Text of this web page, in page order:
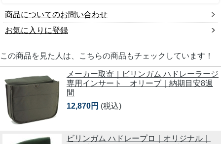
商品についてのお問い合わせ
お気に入りに登録
この商品を見た人は、こちらの商品もチェックしています！
メーカー取寄｜ビリンガム ハドレーラージ
専用インサート オリーブ｜納期目安8週
間
12,870円 (税込)
ビリンガム ハドレープロ｜オリジナル｜